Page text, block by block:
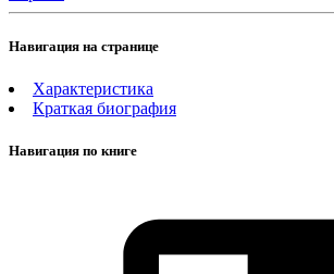
Навигация на странице
Характеристика
Краткая биография
Навигация по книге